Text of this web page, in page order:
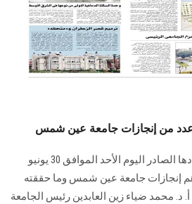
عدد من إنجازات جامعة عين شمس
ألقت جريدة الأهرام في عددها الصادر اليوم الأحد الموافق 30 يونيو
أهم إنجازات جامعة عين شمس وما حققته
د. محمد ضياء زين العابدين رئيس الجامعة